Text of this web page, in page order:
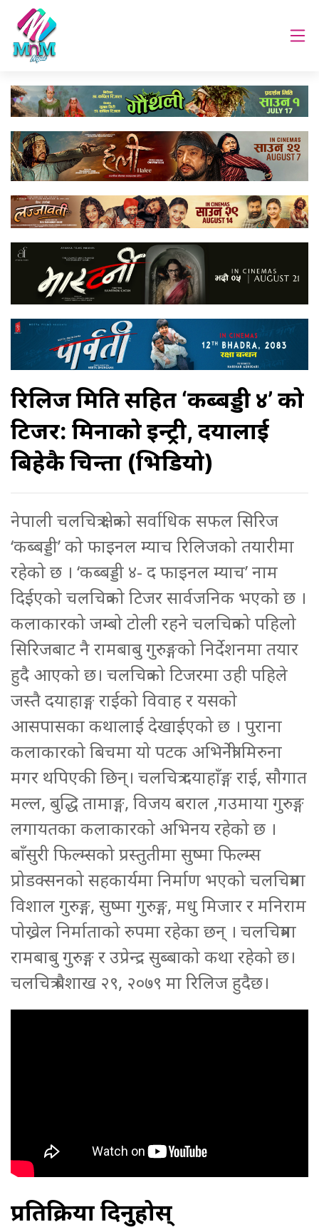
रिलिज मिति सहित ‘कब्बड्डी ४’ को
टिजर: मिरुनाको इन्ट्री, दयालाई
बिहेकै चिन्ता (भिडियो)
नेपाली चलचित्र क्षेत्रको सर्वाधिक सफल सिरिज
‘कब्बड्डी’ को फाइनल म्याच रिलिजको तयारीमा
रहेको छ । ‘कब्बड्डी ४- द फाइनल म्याच’ नाम
दिईएको चलचित्रको टिजर सार्वजनिक भएको छ ।
कलाकारको जम्बो टोली रहने चलचित्रको पहिलो
सिरिजबाट नै रामबाबु गुरुङ्गको निर्देशनमा तयार
हुदै आएको छ। चलचित्रको टिजरमा उही पहिले
जस्तै दयाहाङ्ग राईको विवाह र यसको
आसपासका कथालाई देखाईएको छ । पुराना
कलाकारको बिचमा यो पटक अभिनेत्री मिरुना
मगर थपिएकी छिन्। चलचित्र दयाहाँङ्ग राई, सौगात
मल्ल, बुद्धि तामाङ्ग, विजय बराल ,गउमाया गुरुङ्ग
लगायतका कलाकारको अभिनय रहेको छ ।
बाँसुरी फिल्म्सको प्रस्तुतीमा सुष्मा फिल्म्स
प्रोडक्सनको सहकार्यमा निर्माण भएको चलचित्रमा
विशाल गुरुङ्ग, सुष्मा गुरुङ्ग, मधु मिजार र मनिराम
पोख्रेल निर्माताको रुपमा रहेका छन् । चलचित्रमा
रामबाबु गुरुङ्ग र उप्रेन्द्र सुब्बाको कथा रहेको छ।
चलचित्र बैशाख २९, २०७९ मा रिलिज हुदैछ।
प्रतिक्रिया दिनुहोस्